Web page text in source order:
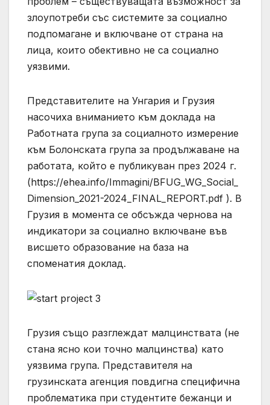
злоупотреби със системите за социално
подпомагане и включване от страна на
лица, които обективно не са социално
уязвими.
Представителите на Унгария и Грузия
насочиха вниманието към доклада на
Работната група за социалното измерение
към Болонската група за продължаване на
работата, който е публикуван през 2024 г.
(https://ehea.info/Immagini/BFUG_WG_Social_
Dimension_2021-2024_FINAL_REPORT.pdf ). В
Грузия в момента се обсъжда чернова на
индикатори за социално включване във
висшето образование на база на
споменатия доклад.
Грузия също разглеждат малцинствата (не
стана ясно кои точно малцинства) като
уязвима група. Представителя на
грузинската агенция повдигна специфична
проблематика при студентите бежанци и